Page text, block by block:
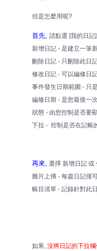
但是怎麼用呢?
首先, 請點選 [我的日記
新增日記 - 是建立一筆
刪除日記 - 只刪除此日
修改日記 - 可以編修日
事件發生日期範圍 - 只
編修日期 - 是您最後一
狀態 - 由您控制是否要
下拉 - 控制是否在記帳
再來, 選擇 新增日記 或
圖片上傳 - 每篇日記僅
帳目清單 - 記錄針對此
如果, 沒將日記的下拉